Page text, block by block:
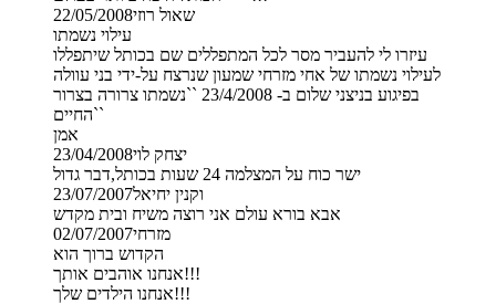
שאול רוזי22/05/2008
עילוי נשמתו
עיזרו לי להעביר מסר לכל המתפללים שם בכותל שיתפללו
לעילוי נשמתו של אחי מזרחי שמעון שנרצח על-ידי בני עוולה
בפיגוע בניצני שלום ב- 23/4/2008 ``נשמתו צרורה בצרור
החיים``
אמן
יצחק לוי23/04/2008
ישר כוח על המצלמה 24 שעות בכותל,דבר גדול
וקנין יחיאל23/07/2007
אבא בורא עולם אני רוצה משיח ובית מקדש
מזרחי02/07/2007
הקדוש ברוך הוא
אנחנו אוהבים אותך!!!
אנחנו הילדים שלך!!!